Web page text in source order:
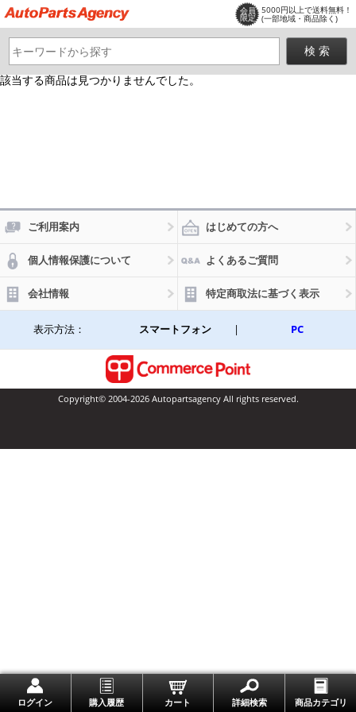
会員
限定
5000円以上で送料無料！
(一部地域・商品除く)
ログイン 購入履歴 カート 詳細検索 商品カテゴリ
該当する商品は見つかりませんでした。
ご利用案内 はじめての方へ
個人情報保護について よくあるご質問
会社情報 特定商取法に基づく表示
表示方法： スマートフォン | PC
Copyright© 2004-2026 Autopartsagency All rights reserved.
一番上に戻る